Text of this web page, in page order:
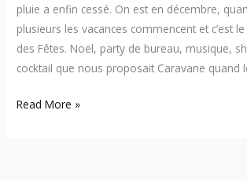
pluie a enfin cessé. On est en décembre,
plusieurs les vacances commencent et c’est
des Fêtes. Noël, party de bureau, musique,
cocktail que nous proposait Caravane quand
Read More »